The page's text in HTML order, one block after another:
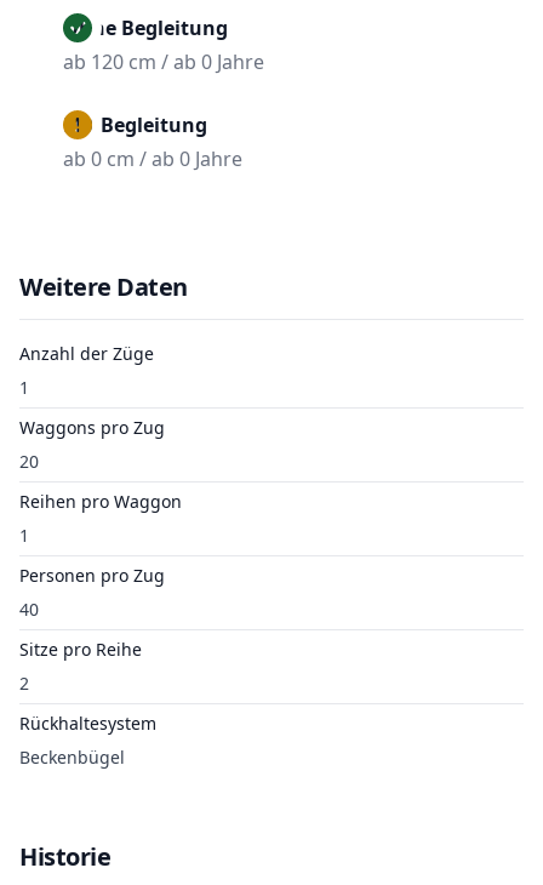
Ohne Begleitung
ab 120 cm / ab 0 Jahre
Mit Begleitung
ab 0 cm / ab 0 Jahre
Weitere Daten
Anzahl der Züge
1
Waggons pro Zug
20
Reihen pro Waggon
1
Personen pro Zug
40
Sitze pro Reihe
2
Rückhaltesystem
Beckenbügel
Historie